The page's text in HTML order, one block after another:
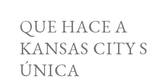
QUE HACE A
KANSAS CITY
ÚNICA